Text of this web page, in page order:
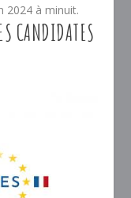
2024 à minuit.
CANDIDATES